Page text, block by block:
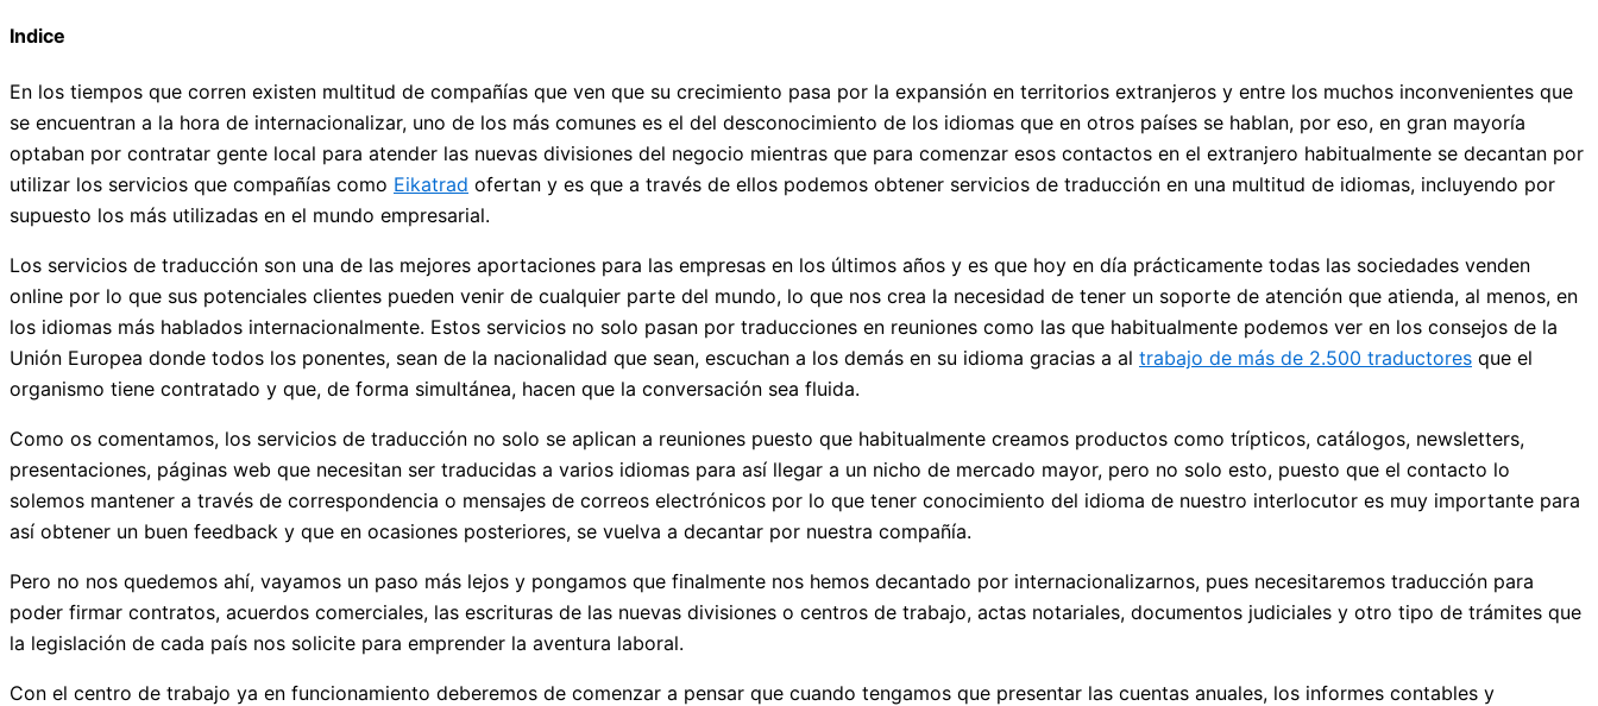
Indice
En los tiempos que corren existen multitud de compañías que ven que su crecimiento pasa por la expansión en territorios extranjeros y entre los muchos inconvenientes que
se encuentran a la hora de internacionalizar, uno de los más comunes es el del desconocimiento de los idiomas que en otros países se hablan, por eso, en gran mayoría
optaban por contratar gente local para atender las nuevas divisiones del negocio mientras que para comenzar esos contactos en el extranjero habitualmente se decantan por
utilizar los servicios que compañías como Eikatrad ofertan y es que a través de ellos podemos obtener servicios de traducción en una multitud de idiomas, incluyendo por
supuesto los más utilizadas en el mundo empresarial.
Los servicios de traducción son una de las mejores aportaciones para las empresas en los últimos años y es que hoy en día prácticamente todas las sociedades venden
online por lo que sus potenciales clientes pueden venir de cualquier parte del mundo, lo que nos crea la necesidad de tener un soporte de atención que atienda, al menos, en
los idiomas más hablados internacionalmente. Estos servicios no solo pasan por traducciones en reuniones como las que habitualmente podemos ver en los consejos de la
Unión Europea donde todos los ponentes, sean de la nacionalidad que sean, escuchan a los demás en su idioma gracias a al trabajo de más de 2.500 traductores que el
organismo tiene contratado y que, de forma simultánea, hacen que la conversación sea fluida.
Como os comentamos, los servicios de traducción no solo se aplican a reuniones puesto que habitualmente creamos productos como trípticos, catálogos, newsletters,
presentaciones, páginas web que necesitan ser traducidas a varios idiomas para así llegar a un nicho de mercado mayor, pero no solo esto, puesto que el contacto lo
solemos mantener a través de correspondencia o mensajes de correos electrónicos por lo que tener conocimiento del idioma de nuestro interlocutor es muy importante para
así obtener un buen feedback y que en ocasiones posteriores, se vuelva a decantar por nuestra compañía.
Pero no nos quedemos ahí, vayamos un paso más lejos y pongamos que finalmente nos hemos decantado por internacionalizarnos, pues necesitaremos traducción para
poder firmar contratos, acuerdos comerciales, las escrituras de las nuevas divisiones o centros de trabajo, actas notariales, documentos judiciales y otro tipo de trámites que
la legislación de cada país nos solicite para emprender la aventura laboral.
Con el centro de trabajo ya en funcionamiento deberemos de comenzar a pensar que cuando tengamos que presentar las cuentas anuales, los informes contables y